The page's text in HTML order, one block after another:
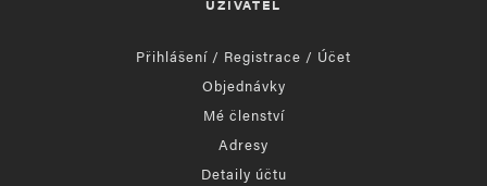
UŽIVATEL
Přihlášení / Registrace / Účet
Objednávky
Mé členství
Adresy
Detaily účtu